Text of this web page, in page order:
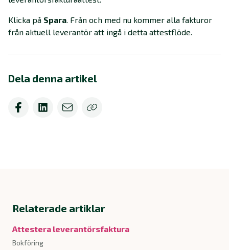
Klicka på Spara . Från och med nu kommer alla fakturor
från aktuell leverantör att ingå i detta attestflöde.
Dela denna artikel
Relaterade artiklar
Attestera leverantörsfaktura
Bokföring